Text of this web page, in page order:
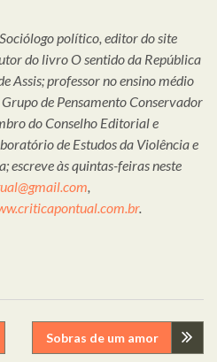
político, editor do site
do livro O sentido da República
Assis; professor no ensino médio
de Pensamento Conservador
do Conselho Editorial e
de Estudos da Violência e
escreve às quintas-feiras neste
.
Sobras de um amor